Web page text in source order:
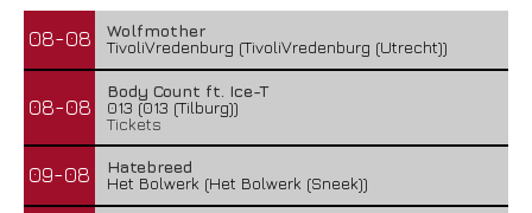
08-08
Wolfmother
TivoliVredenburg (TivoliVredenburg (Utrecht))
08-08
Body Count ft. Ice-T
013 (013 (Tilburg))
Tickets
09-08
Hatebreed
Het Bolwerk (Het Bolwerk (Sneek))